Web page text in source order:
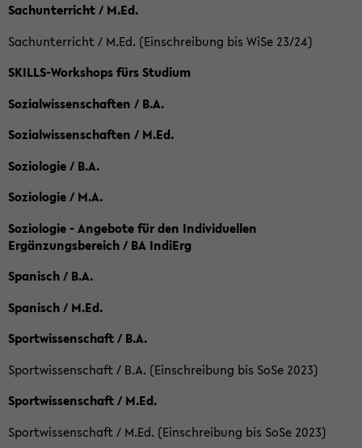
Sachunterricht / M.Ed.
Sachunterricht / M.Ed. (Einschreibung bis WiSe 23/24)
SKILLS-Workshops fürs Studium
Sozialwissenschaften / B.A.
Sozialwissenschaften / M.Ed.
Soziologie / B.A.
Soziologie / M.A.
Soziologie - Angebote für den Individuellen
Ergänzungsbereich / BA IndiErg
Spanisch / B.A.
Spanisch / M.Ed.
Sportwissenschaft / B.A.
Sportwissenschaft / B.A. (Einschreibung bis SoSe 2023)
Sportwissenschaft / M.Ed.
Sportwissenschaft / M.Ed. (Einschreibung bis SoSe 2023)